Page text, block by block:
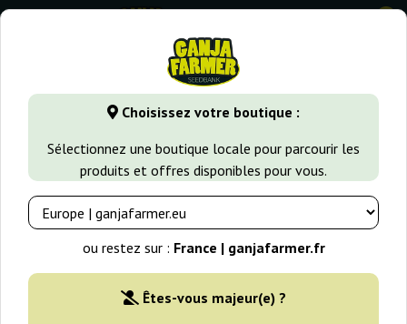
Choisissez votre boutique :
Sélectionnez une boutique locale pour parcourir les
produits et offres disponibles pour vous.
ou restez sur : France | ganjafarmer.fr
Êtes-vous majeur(e) ?
0
GanjaFarmer.fr Types de Graines Graines de Cannabis